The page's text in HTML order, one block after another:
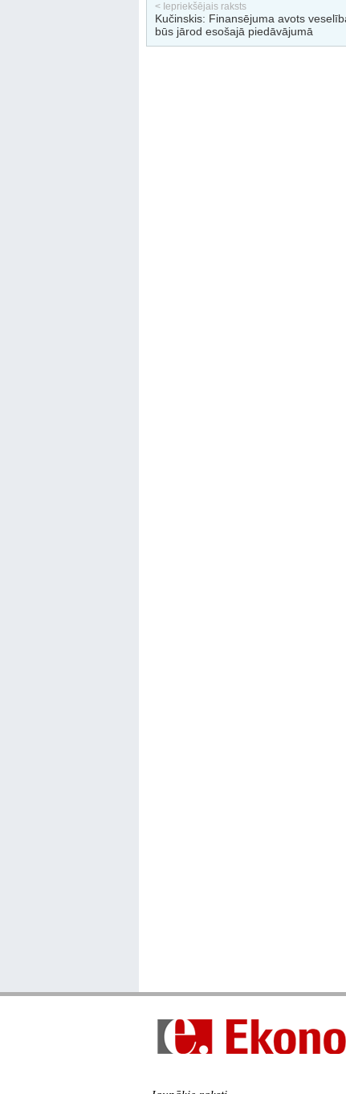
< Iepriekšējais raksts
Kučinskis: Finansējuma avots
būs jārod esošajā piedāvājumā